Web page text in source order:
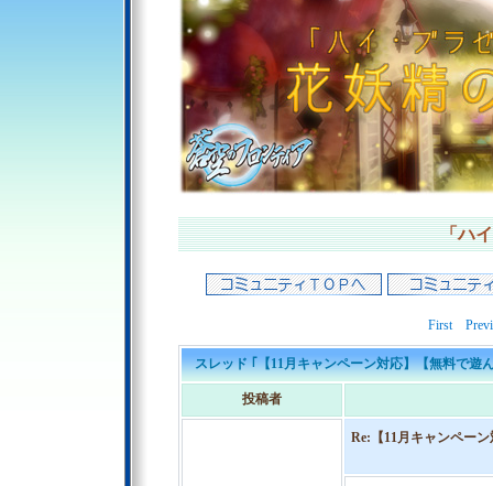
「ハ
First
スレッド ｢【11月キャンペーン対応】【無料で遊
投稿者
Re:【11月キャンペー